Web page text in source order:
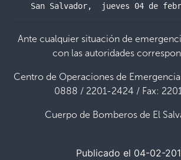
San Salvador,  jueves 04 de
Ante cualquier situación de
con las autoridades
Centro de Operaciones de
0888 / 2201-2424 / Fax:
Cuerpo de Bomberos de El
Publicado el 04-02-